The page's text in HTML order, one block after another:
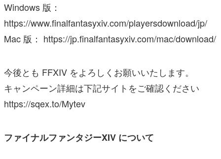
Windows 版：
https://www.finalfantasyxiv.com/playersdownload/jp/
Mac 版： https://jp.finalfantasyxiv.com/mac/download/
今後とも FFXIV をよろしくお願いいたします。
キャンペーン詳細は下記サイトをご確認ください
https://sqex.to/Mytev
ファイナルファンタジーXIV について